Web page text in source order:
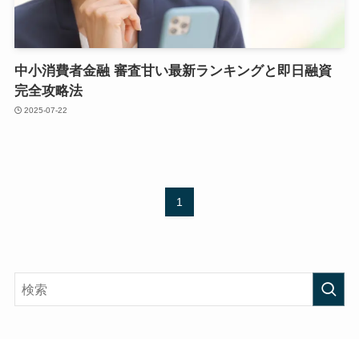
中小消費者金融 審査甘い最新ランキングと即日融資
完全攻略法
2025-07-22
1